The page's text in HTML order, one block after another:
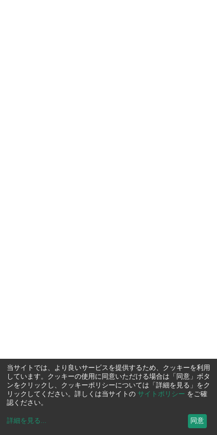
当サイトでは、より良いサービスを提供するため、クッキーを利用
しています。クッキーの使用に同意いただける場合は「同意」ボタ
ンをクリックし、クッキーポリシーについては「詳細を見る」をク
リックしてください。詳しくは当サイトの サイトポリシー をご確
認ください。
詳細を見る ... 同意